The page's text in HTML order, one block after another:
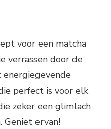
voor een matcha
verrassen door de
perfect is voor elk
zeker een glimlach
Geniet ervan!